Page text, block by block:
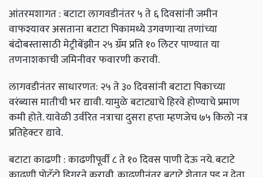
आंतरमशागत : बटाटा लागवडीनंतर ५ ते ६ दिवसांनी जमीन
वाफश्यावर असताना बटाटा पिकामध्ये उगवणाऱ्या तणांच्या
बंदोबस्तासाठी मेट्रीबेंझीन २५ ग्रॅम प्रति १० लिटर पाण्यात या
तणनाशकाची जमिनीवर फवारणी करावी.
लागवडीनंतर साधारणत: २५ ते ३० दिवसांनी बटाटा पिकाच्या
वरंब्यास मातीची भर द्यावी. यामुळे बटाट्याचे हिरवे होण्याचे प्रमाण
कमी होते. यावेळी उर्वरित नत्राचा दुसरा हप्ता म्हणजेच ७५ किलो नत्र
प्रतिहेक्टर द्यावे.
बटाटा काढणी : काढणीपूर्वी ८ ते १० दिवस पाणी देऊ नये. बटाटे